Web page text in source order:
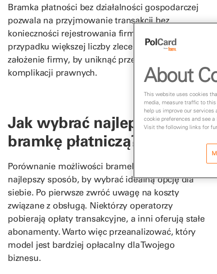
Bramka płatności bez działalności gospodarczej
pozwala na przyjmowanie transakcji bez
konieczności rejestrowania firmy. Jednak w
przypadku większej liczby zleceń zaleca się
założenie firmy, by uniknąć przede wszystkim
komplikacji prawnych.
Jak wybrać najlepszą
bramkę płatniczą?
Porównanie możliwości bramek płatniczych to
najlepszy sposób, by wybrać idealną opcję dla
siebie. Po pierwsze zwróć uwagę na koszty
związane z obsługą. Niektórzy operatorzy
pobierają opłaty transakcyjne, a inni oferują stałe
abonamenty. Warto więc przeanalizować, który
model jest bardziej opłacalny dla Twojego
biznesu.
About
This website uses cookies
media, measure traffic to
help us improve our services
cookie preferences and see
Visit the following links for